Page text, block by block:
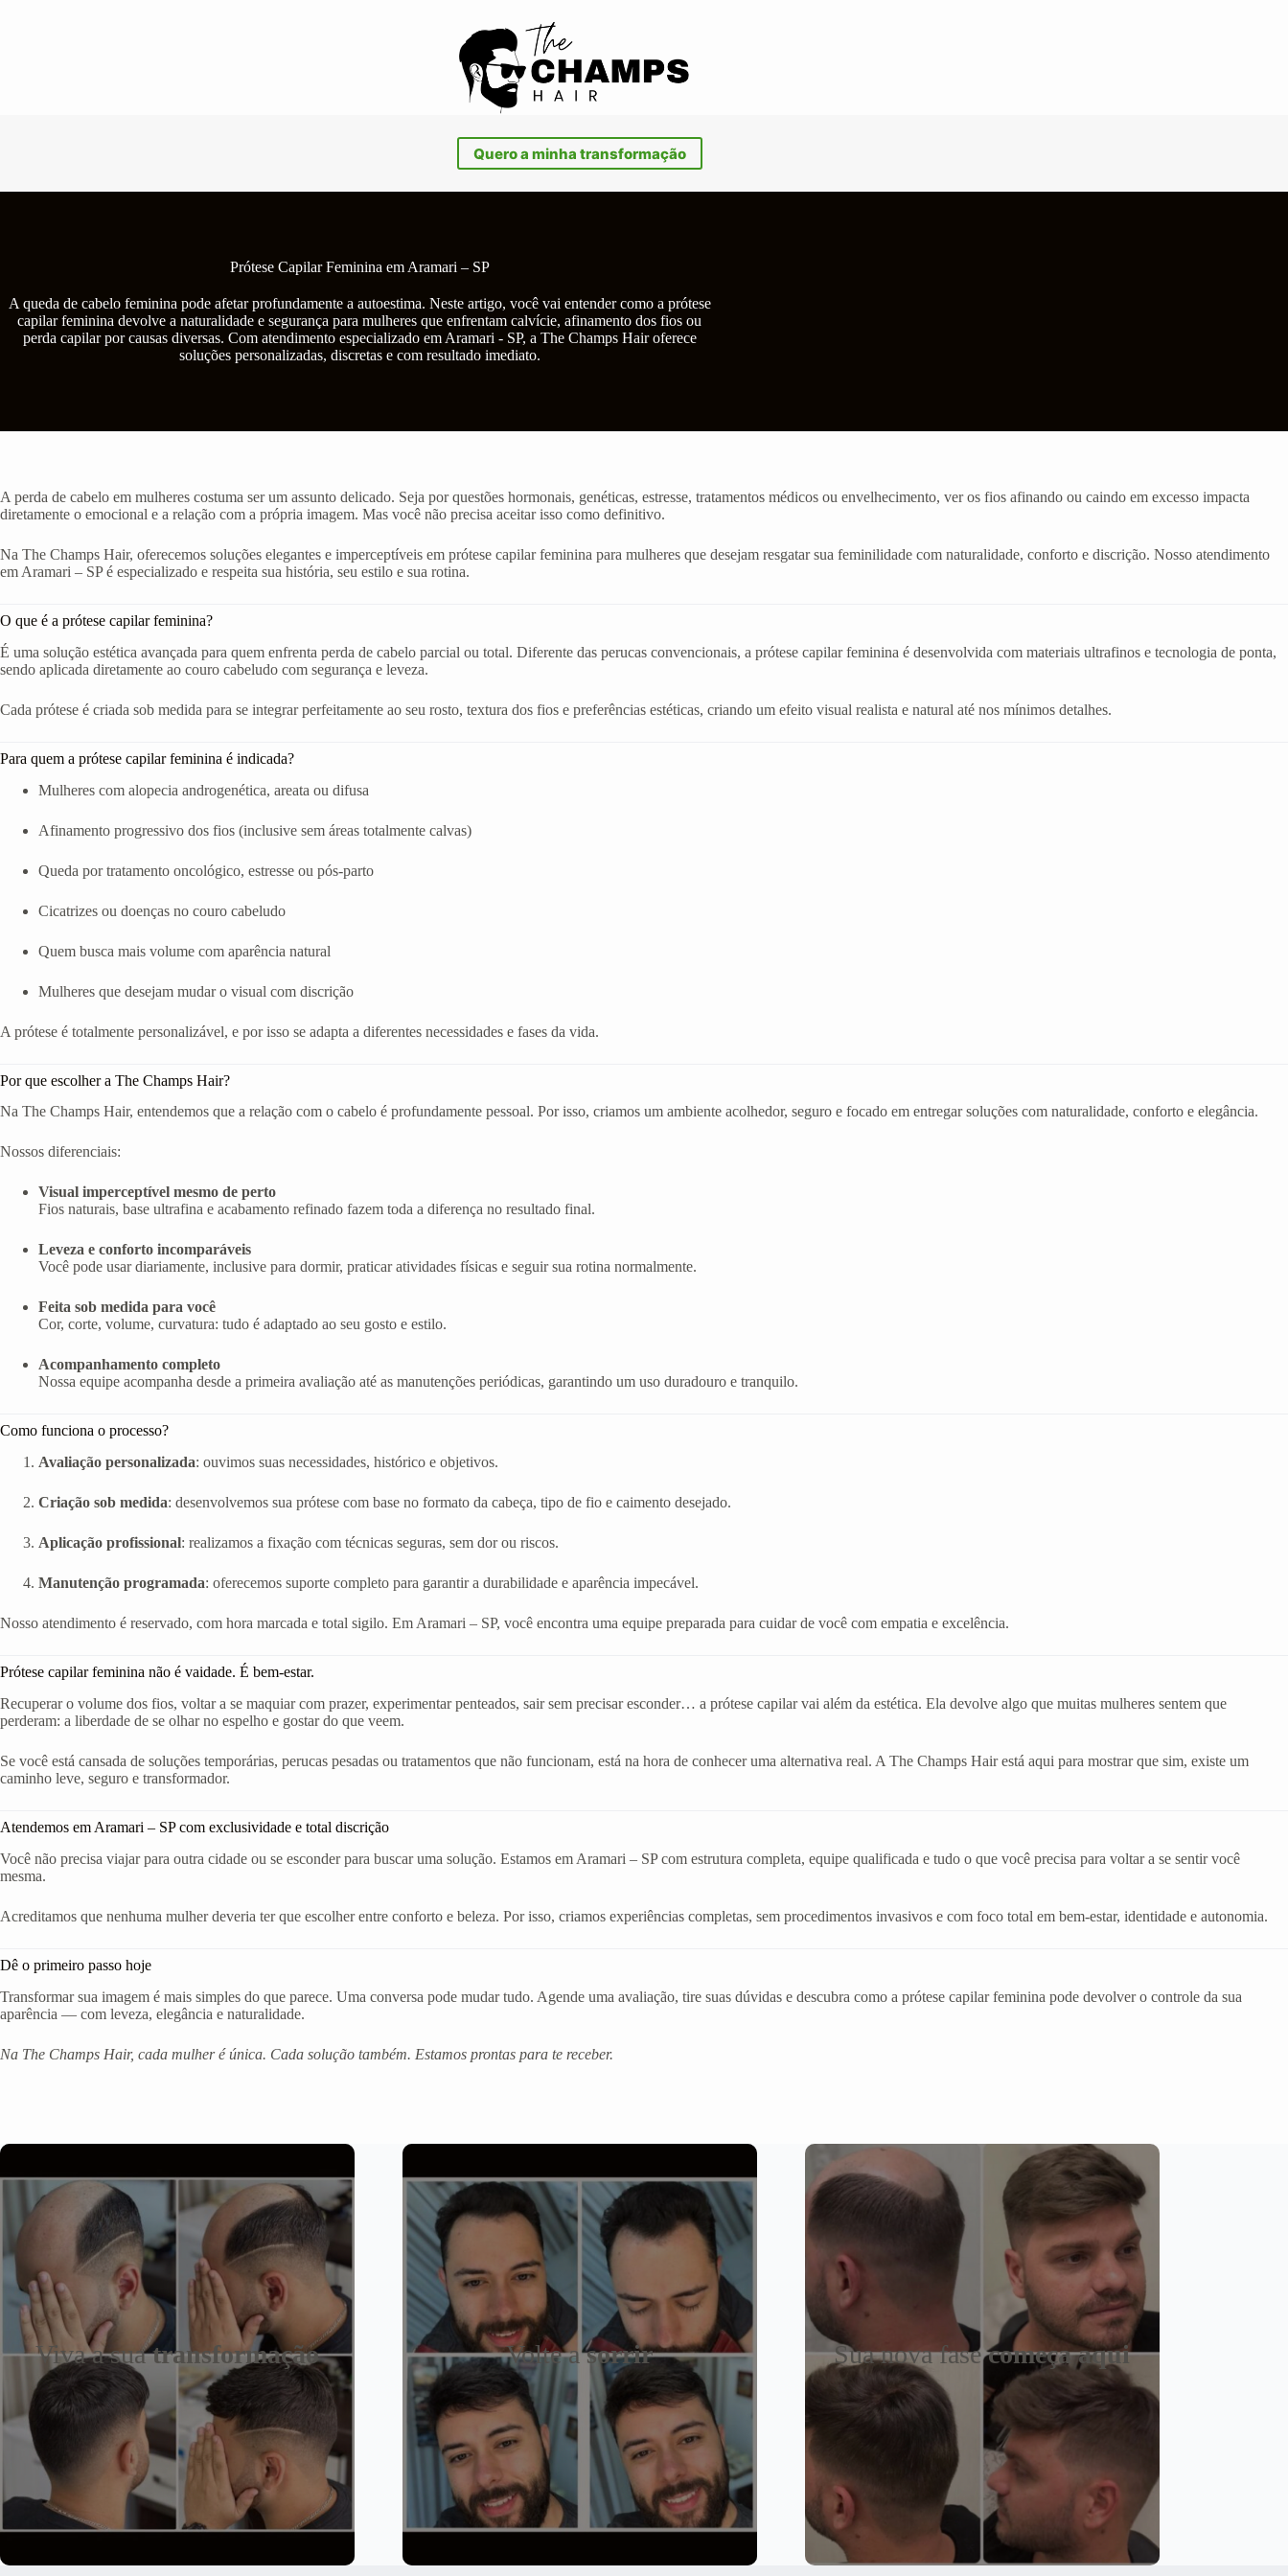
Quero a minha transformação
Prótese Capilar Feminina em Aramari – SP
A queda de cabelo feminina pode afetar profundamente a autoestima. Neste artigo, você vai entender como a prótese
capilar feminina devolve a naturalidade e segurança para mulheres que enfrentam calvície, afinamento dos fios ou
perda capilar por causas diversas. Com atendimento especializado em Aramari - SP, a The Champs Hair oferece
soluções personalizadas, discretas e com resultado imediato.
A perda de cabelo em mulheres costuma ser um assunto delicado. Seja por questões hormonais, genéticas, estresse, tratamentos médicos ou envelhecimento, ver os fios afinando ou caindo em excesso impacta
diretamente o emocional e a relação com a própria imagem. Mas você não precisa aceitar isso como definitivo.
Na The Champs Hair, oferecemos soluções elegantes e imperceptíveis em prótese capilar feminina para mulheres que desejam resgatar sua feminilidade com naturalidade, conforto e discrição. Nosso atendimento
em Aramari – SP é especializado e respeita sua história, seu estilo e sua rotina.
O que é a prótese capilar feminina?
É uma solução estética avançada para quem enfrenta perda de cabelo parcial ou total. Diferente das perucas convencionais, a prótese capilar feminina é desenvolvida com materiais ultrafinos e tecnologia de ponta,
sendo aplicada diretamente ao couro cabeludo com segurança e leveza.
Cada prótese é criada sob medida para se integrar perfeitamente ao seu rosto, textura dos fios e preferências estéticas, criando um efeito visual realista e natural até nos mínimos detalhes.
Para quem a prótese capilar feminina é indicada?
Mulheres com alopecia androgenética, areata ou difusa
Afinamento progressivo dos fios (inclusive sem áreas totalmente calvas)
Queda por tratamento oncológico, estresse ou pós-parto
Cicatrizes ou doenças no couro cabeludo
Quem busca mais volume com aparência natural
Mulheres que desejam mudar o visual com discrição
A prótese é totalmente personalizável, e por isso se adapta a diferentes necessidades e fases da vida.
Por que escolher a The Champs Hair?
Na The Champs Hair, entendemos que a relação com o cabelo é profundamente pessoal. Por isso, criamos um ambiente acolhedor, seguro e focado em entregar soluções com naturalidade, conforto e elegância.
Nossos diferenciais:
Visual imperceptível mesmo de perto
Fios naturais, base ultrafina e acabamento refinado fazem toda a diferença no resultado final.
Leveza e conforto incomparáveis
Você pode usar diariamente, inclusive para dormir, praticar atividades físicas e seguir sua rotina normalmente.
Feita sob medida para você
Cor, corte, volume, curvatura: tudo é adaptado ao seu gosto e estilo.
Acompanhamento completo
Nossa equipe acompanha desde a primeira avaliação até as manutenções periódicas, garantindo um uso duradouro e tranquilo.
Como funciona o processo?
Avaliação personalizada: ouvimos suas necessidades, histórico e objetivos.
Criação sob medida: desenvolvemos sua prótese com base no formato da cabeça, tipo de fio e caimento desejado.
Aplicação profissional: realizamos a fixação com técnicas seguras, sem dor ou riscos.
Manutenção programada: oferecemos suporte completo para garantir a durabilidade e aparência impecável.
Nosso atendimento é reservado, com hora marcada e total sigilo. Em Aramari – SP, você encontra uma equipe preparada para cuidar de você com empatia e excelência.
Prótese capilar feminina não é vaidade. É bem-estar.
Recuperar o volume dos fios, voltar a se maquiar com prazer, experimentar penteados, sair sem precisar esconder… a prótese capilar vai além da estética. Ela devolve algo que muitas mulheres sentem que
perderam: a liberdade de se olhar no espelho e gostar do que veem.
Se você está cansada de soluções temporárias, perucas pesadas ou tratamentos que não funcionam, está na hora de conhecer uma alternativa real. A The Champs Hair está aqui para mostrar que sim, existe um
caminho leve, seguro e transformador.
Atendemos em Aramari – SP com exclusividade e total discrição
Você não precisa viajar para outra cidade ou se esconder para buscar uma solução. Estamos em Aramari – SP com estrutura completa, equipe qualificada e tudo o que você precisa para voltar a se sentir você
mesma.
Acreditamos que nenhuma mulher deveria ter que escolher entre conforto e beleza. Por isso, criamos experiências completas, sem procedimentos invasivos e com foco total em bem-estar, identidade e autonomia.
Dê o primeiro passo hoje
Transformar sua imagem é mais simples do que parece. Uma conversa pode mudar tudo. Agende uma avaliação, tire suas dúvidas e descubra como a prótese capilar feminina pode devolver o controle da sua
aparência — com leveza, elegância e naturalidade.
Na The Champs Hair, cada mulher é única. Cada solução também. Estamos prontas para te receber.
Viva a suatransformação Volte asorrir Sua nova fasecomeça aqui